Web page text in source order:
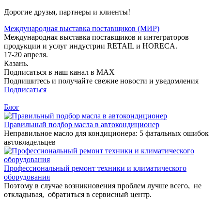
Дорогие друзья, партнеры и клиенты!
Международная выставка поставщиков (МИР)
Международная выставка поставщиков и интеграторов
продукции и услуг индустрии RETAIL и HORECA.
17-20 апреля.
Казань.
Подписаться в наш канал в MAX
Подпишитесь и получайте свежие новости и уведомления
Подписаться
Блог
Правильный подбор масла в автокондиционер
Неправильное масло для кондиционера: 5 фатальных ошибок
автовладельцев
Профессиональный ремонт техники и климатического
оборудования
Поэтому в случае возникновения проблем лучше всего, не
откладывая, обратиться в сервисный центр.